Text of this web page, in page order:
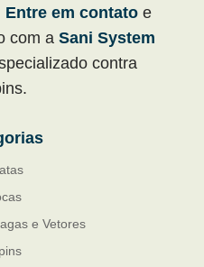
Entre em contato e
com aSani System
contra
e Vetores